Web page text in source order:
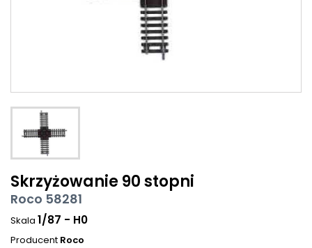
Skrzyżowanie 90 stopni
Roco 58281
Skala 1/87 - H0
Producent Roco